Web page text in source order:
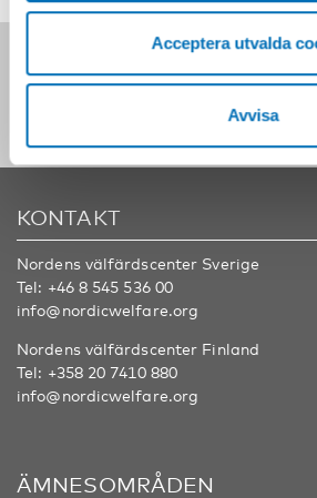
Acceptera utvalda
Avvisa
Följ oss på sociala
KONTAKT
Nordens välfärdscenter Sverige
Tel: +46 8 545 536 00
info@nordicwelfare.org
Nordens välfärdscenter Finland
Tel: +358 20 7410 880
info@nordicwelfare.org
ÄMNESOMRÅDEN